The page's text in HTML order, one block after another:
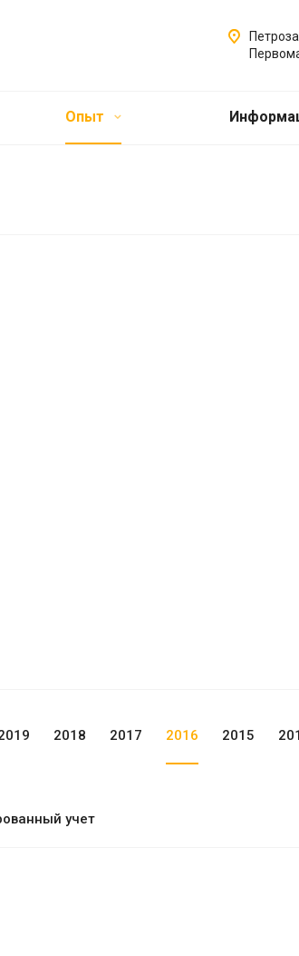
Опыт
2018 2017 2016 2015
учет